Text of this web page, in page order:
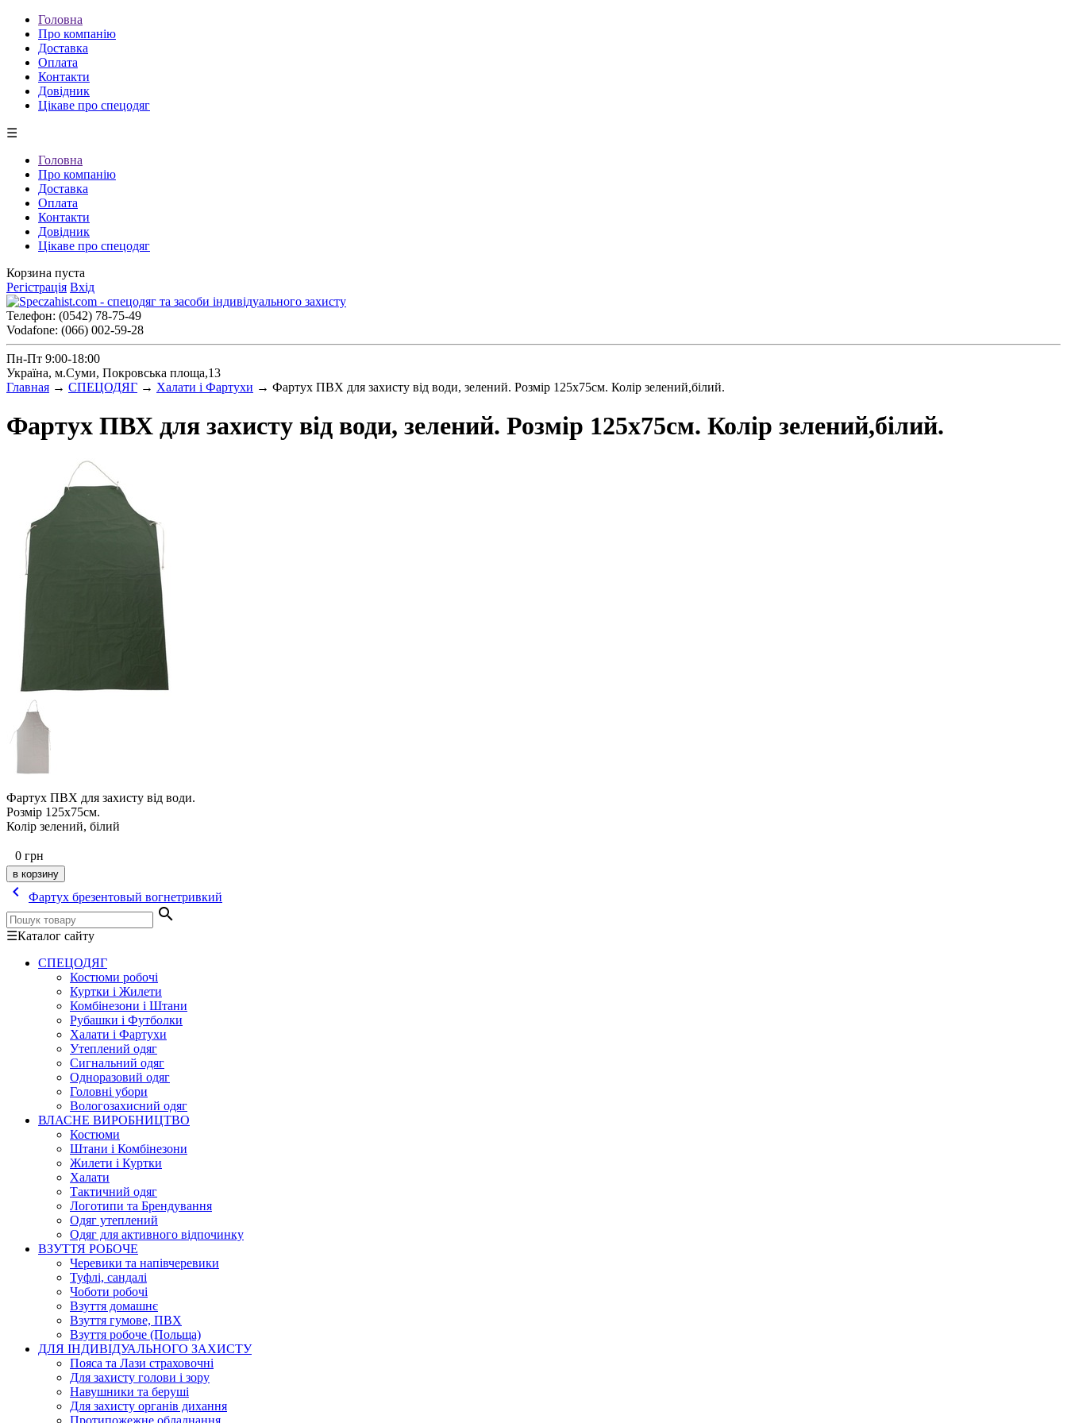
Головна
Про компанію
Доставка
Оплата
Контакти
Довідник
Цікаве про спецодяг
☰
Головна
Про компанію
Доставка
Оплата
Контакти
Довідник
Цікаве про спецодяг
Корзина пуста
Регістрація Вхід
Телефон: (0542) 78-75-49
Vodafone: (066) 002-59-28
Пн-Пт 9:00-18:00
Україна, м.Суми, Покровська площа,13
Главная → СПЕЦОДЯГ → Халати і Фартухи → Фартух ПВХ для захисту від води, зелений. Розмір 125х75см. Колір зелений,білий.
Фартух ПВХ для захисту від води, зелений. Розмір 125х75см. Колір зелений,білий.
Фартух ПВХ для захисту від води.
Розмір 125х75см.
Колір зелений, білий
0 грн
keyboard_arrow_left Фартух брезентовый вогнетривкий
search
☰Каталог сайту
СПЕЦОДЯГ
Костюми робочі
Куртки і Жилети
Комбінезони і Штани
Рубашки і Футболки
Халати і Фартухи
Утеплений одяг
Сигнальний одяг
Одноразовий одяг
Головні убори
Вологозахисний одяг
ВЛАСНЕ ВИРОБНИЦТВО
Костюми
Штани і Комбінезони
Жилети і Куртки
Халати
Тактичний одяг
Логотипи та Брендування
Одяг утеплений
Одяг для активного відпочинку
ВЗУТТЯ РОБОЧЕ
Черевики та напівчеревики
Туфлі, сандалі
Чоботи робочі
Взуття домашнє
Взуття гумове, ПВХ
Взуття робоче (Польща)
ДЛЯ ІНДИВІДУАЛЬНОГО ЗАХИСТУ
Пояса та Лази страховочні
Для захисту голови і зору
Навушники та беруші
Для захисту органів дихання
Протипожежне обладнання